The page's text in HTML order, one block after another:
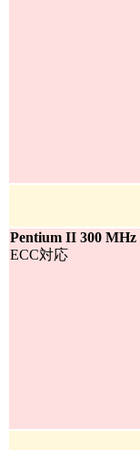
Pentium II 300 MHz
ECC対応